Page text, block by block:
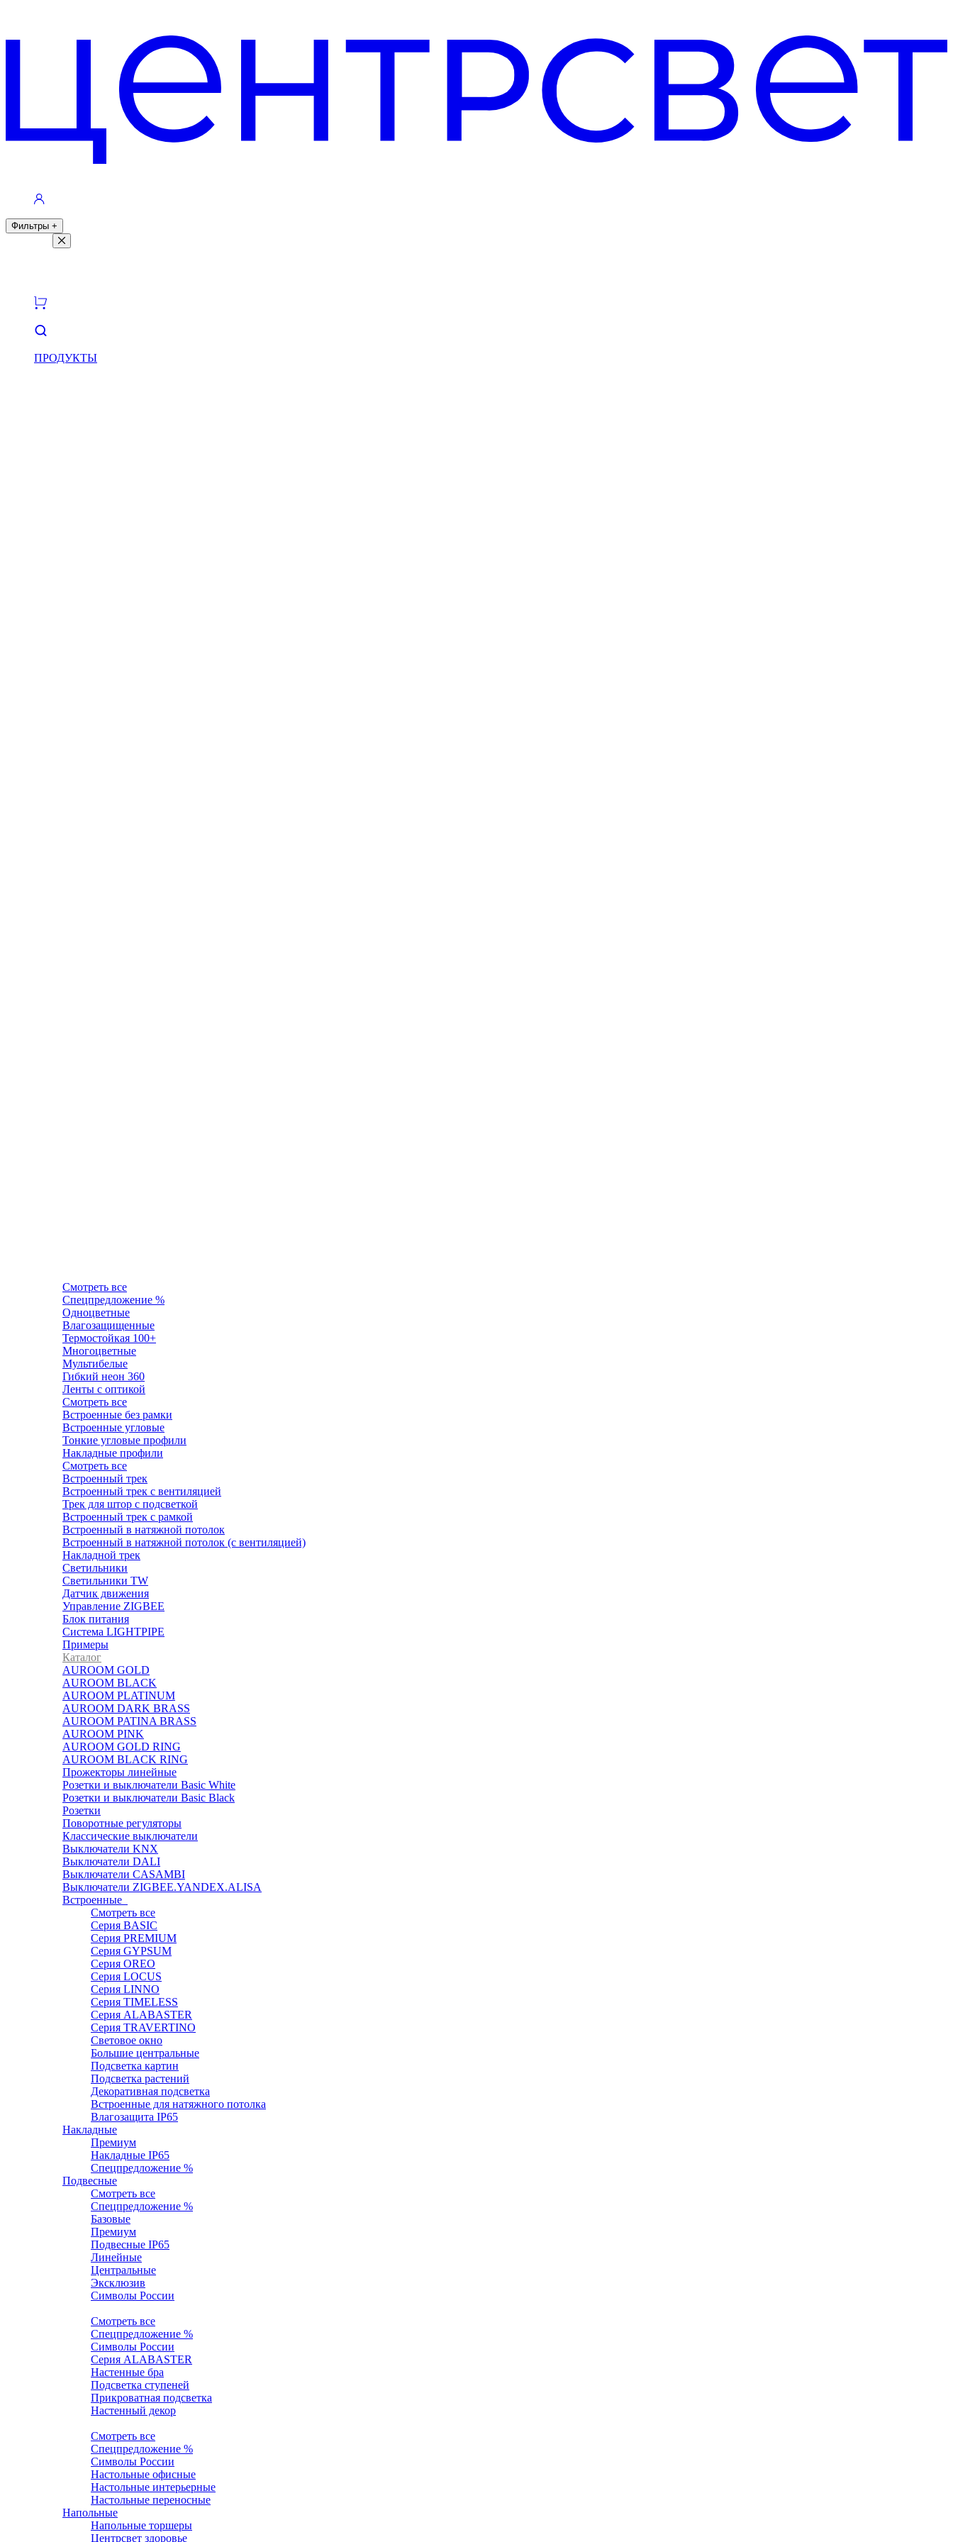
Фильтры +
ПРОДУКТЫ
Смотреть все
Спецпредложение %
Одноцветные
Влагозащищенные
Термостойкая 100+
Многоцветные
Мультибелые
Гибкий неон 360
Ленты c оптикой
Смотреть все
Встроенные без рамки
Встроенные угловые
Тонкие угловые профили
Накладные профили
Смотреть все
Встроенный трек
Встроенный трек с вентиляцией
Трек для штор с подсветкой
Встроенный трек с рамкой
Встроенный в натяжной потолок
Встроенный в натяжной потолок (с вентиляцией)
Накладной трек
Светильники
Светильники TW
Датчик движения
Управление ZIGBEE
Блок питания
Система LIGHTPIPE
Примеры
Каталог
AUROOM GOLD
AUROOM BLACK
AUROOM PLATINUM
AUROOM DARK BRASS
AUROOM PATINA BRASS
AUROOM PINK
AUROOM GOLD RING
AUROOM BLACK RING
Прожекторы линейные
Розетки и выключатели Basic White
Розетки и выключатели Basic Black
Розетки
Поворотные регуляторы
Классические выключатели
Выключатели KNX
Выключатели DALI
Выключатели CASAMBI
Выключатели ZIGBEE.YANDEX.ALISA
Встроенные
Смотреть все
Серия BASIC
Серия PREMIUM
Серия GYPSUM
Серия OREO
Серия LOCUS
Серия LINNO
Серия TIMELESS
Серия ALABASTER
Серия TRAVERTINO
Световое окно
Большие центральные
Подсветка картин
Подсветка растений
Декоративная подсветка
Встроенные для натяжного потолка
Влагозащита IP65
Накладные
Премиум
Накладные IP65
Спецпредложение %
Подвесные
Смотреть все
Спецпредложение %
Базовые
Премиум
Подвесные IP65
Линейные
Центральные
Эксклюзив
Символы России
Смотреть все
Спецпредложение %
Символы России
Серия ALABASTER
Настенные бра
Подсветка ступеней
Прикроватная подсветка
Настенный декор
Смотреть все
Спецпредложение %
Символы России
Настольные офисные
Настольные интерьерные
Настольные переносные
Напольные
Напольные торшеры
Центрсвет здоровье